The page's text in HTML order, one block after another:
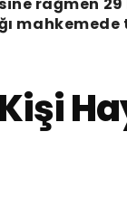
rağmen 29